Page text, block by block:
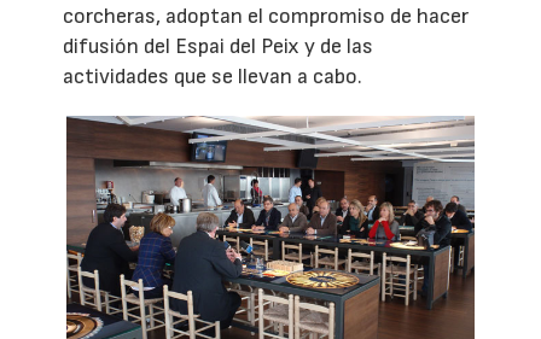
corcheras, adoptan el compromiso de hacer
difusión del Espai del Peix y de las
actividades que se llevan a cabo.